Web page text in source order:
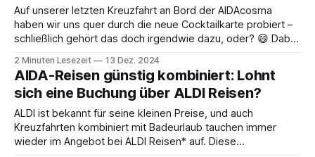
Auf unserer letzten Kreuzfahrt an Bord der AIDAcosma
haben wir uns quer durch die neue Cocktailkarte probiert –
schließlich gehört das doch irgendwie dazu, oder? 😄 Dabei
paar, die eher okay waren. Der Ginlos Mule gehört für mich
eher in die zweite
2 Minuten Lesezeit 13 Dez. 2024
AIDA-Reisen günstig kombiniert: Lohnt
sich eine Buchung über ALDI Reisen?
ALDI ist bekannt für seine kleinen Preise, und auch
Kreuzfahrten kombiniert mit Badeurlaub tauchen immer
wieder im Angebot bei ALDI Reisen* auf. Diese